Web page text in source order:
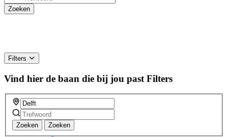
Filters
Vind hier de baan die bij jou past Filters
Zoeken Zoeken